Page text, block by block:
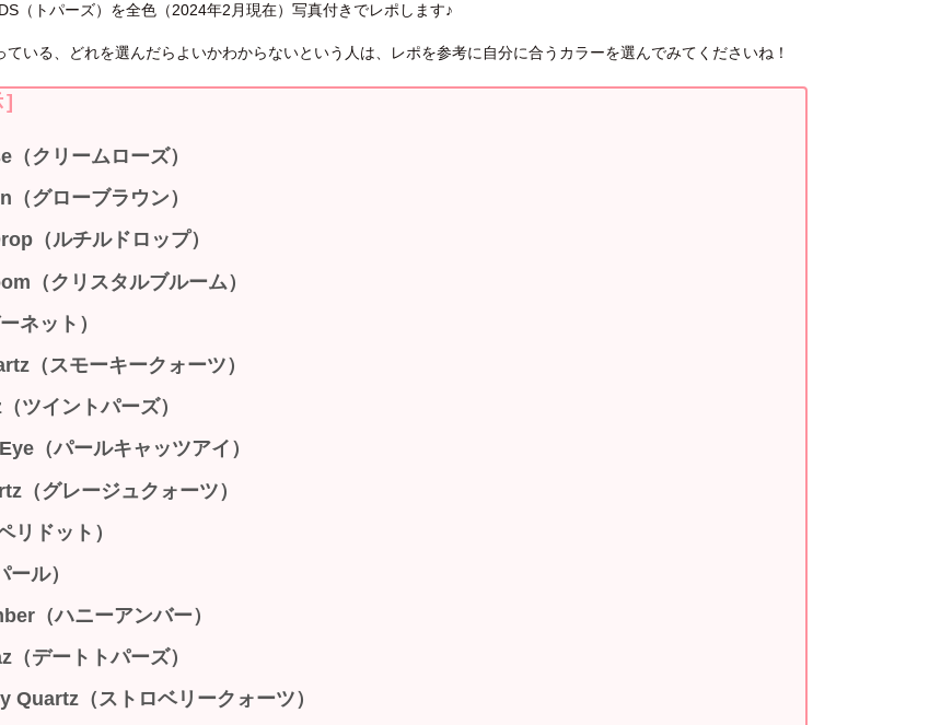
（トパーズ）を全色（2024年2月現在）写真付きでレポします♪
ている、どれを選んだらよいかわからないという人は、レポを参考に自分に合うカラーを選んでみてくださいね！
]
クリームローズ）
グローブラウン）
（ルチルドロップ）
（クリスタルブルーム）
ネット）
（スモーキークォーツ）
ツイントパーズ）
（パールキャッツアイ）
（グレージュクォーツ）
リドット）
ル）
（ハニーアンバー）
（デートトパーズ）
Quartz（ストロベリークォーツ）